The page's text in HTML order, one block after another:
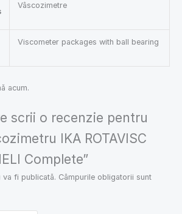
Vâscozimetre
Viscometer packages with ball bearing
acum.
scrii o recenzie pentru
IKA ROTAVISC
Complete”
va fi publicată. Câmpurile obligatorii sunt